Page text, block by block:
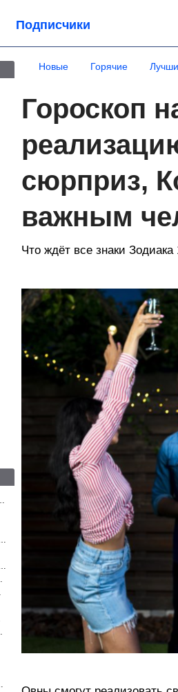
Подписчики
Новые Горячие
Гороскоп
сюрприз,
важным
Что ждёт все знаки Зодиака